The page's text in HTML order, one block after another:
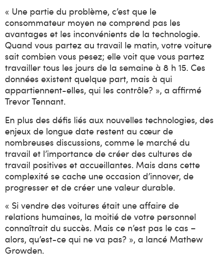
« Une partie du problème, c’est que le
consommateur moyen ne comprend pas les
avantages et les inconvénients de la technologie.
Quand vous partez au travail le matin, votre voiture
sait combien vous pesez; elle voit que vous partez
travailler tous les jours de la semaine à 8 h 15. Ces
données existent quelque part, mais à qui
appartiennent-elles, qui les contrôle? », a affirmé
Trevor Tennant.
En plus des défis liés aux nouvelles technologies, des
enjeux de longue date restent au cœur de
nombreuses discussions, comme le marché du
travail et l’importance de créer des cultures de
travail positives et accueillantes. Mais dans cette
complexité se cache une occasion d’innover, de
progresser et de créer une valeur durable.
« Si vendre des voitures était une affaire de
relations humaines, la moitié de votre personnel
connaîtrait du succès. Mais ce n’est pas le cas –
alors, qu’est-ce qui ne va pas? », a lancé Mathew
Growden.